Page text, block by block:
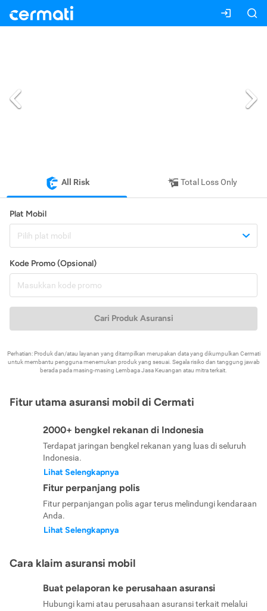
All Risk Total Loss Only
Plat Mobil
Pilih plat mobil
Kode Promo (Opsional)
Cari Produk Asuransi
Perhatian: Produk dan/atau layanan yang ditampilkan merupakan data yang dikumpulkan Cermati
untuk membantu pengguna menemukan produk yang sesuai. Segala risiko dan tanggung jawab
berada pada masing-masing Lembaga Jasa Keuangan atau mitra terkait.
Fitur utama asuransi mobil di Cermati
2000+ bengkel rekanan di Indonesia
Terdapat jaringan bengkel rekanan yang luas di seluruh
Indonesia.
Lihat Selengkapnya
Fitur perpanjang polis
Fitur perpanjangan polis agar terus melindungi kendaraan
Anda.
Lihat Selengkapnya
Cara klaim asuransi mobil
Buat pelaporan ke perusahaan asuransi
Hubungi kami atau perusahaan asuransi terkait melalui